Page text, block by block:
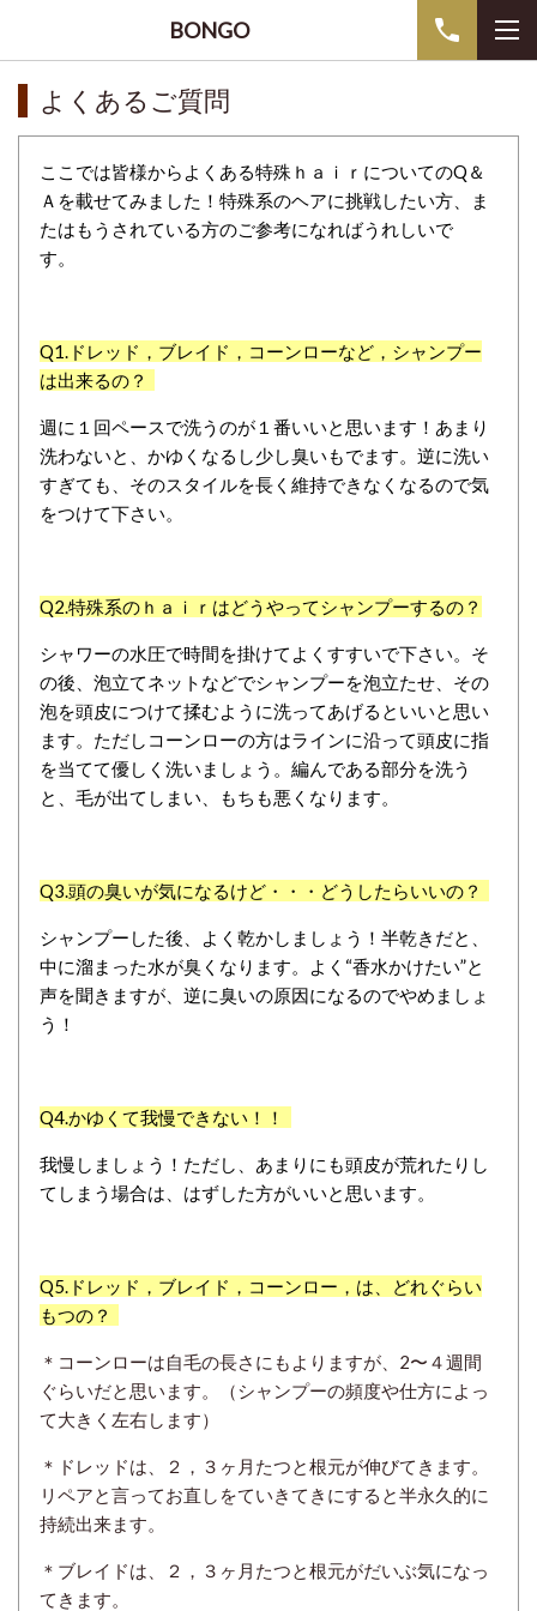
BONGO
よくあるご質問
ここでは皆様からよくある特殊ｈａｉｒについてのQ＆
Ａを載せてみました！ 特殊系のヘアに挑戦したい方、ま
たはもうされている方のご参考になればうれしいで
す。
Q1.ドレッド，ブレイド，コーンローなど，シャンプー
は出来るの？
週に１回ペースで洗うのが１番いいと思います！あまり
洗わないと、かゆくなるし少し臭いもでます。逆に洗い
すぎても、そのスタイルを長く維持できなくなるので気
をつけて下さい。
Q2.特殊系のｈａｉｒはどうやってシャンプーするの？
シャワーの水圧で時間を掛けてよくすすいで下さい。そ
の後、泡立てネットなどでシャンプーを泡立たせ、その
泡を頭皮につけて揉むように洗ってあげるといいと思い
ます。ただしコーンローの方はラインに沿って頭皮に指
を当てて優しく洗いましょう。編んである部分を洗う
と、毛が出てしまい、もちも悪くなります。
Q3.頭の臭いが気になるけど・・・どうしたらいいの？
シャンプーした後、よく乾かしましょう！半乾きだと、
中に溜まった水が臭くなります。よく“香水かけたい”と
声を聞きますが、逆に臭いの原因になるのでやめましょ
う！
Q4.かゆくて我慢できない！！
我慢しましょう！ただし、あまりにも頭皮が荒れたりし
てしまう場合は、はずした方がいいと思います。
Q5.ドレッド，ブレイド，コーンロー，は、どれぐらい
もつの？
＊コーンローは自毛の長さにもよりますが、2〜４週間
ぐらいだと思います。（シャンプーの頻度や仕方によっ
て大きく左右します）
＊ドレッドは、２，３ヶ月たつと根元が伸びてきます。
リペアと言ってお直しをていきてきにすると半永久的に
持続出来ます。
＊ブレイドは、２，３ヶ月たつと根元がだいぶ気になっ
てきます。